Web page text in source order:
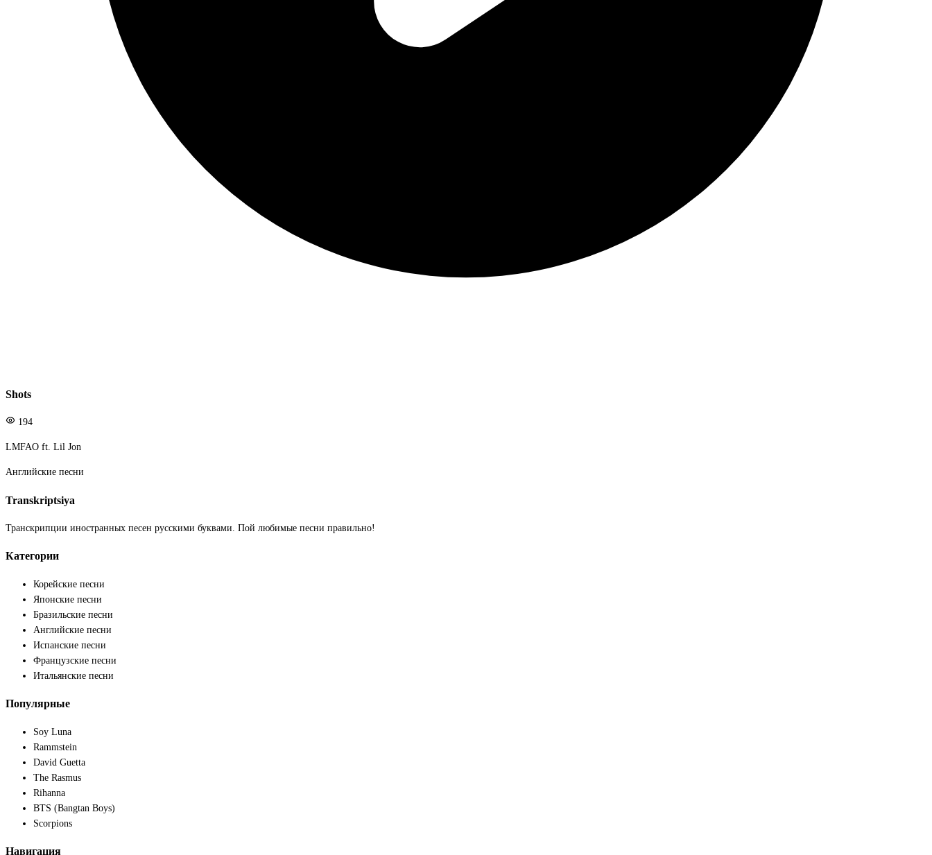
Shots
194
LMFAO ft. Lil Jon
Английские песни
Transkriptsiya
Транскрипции иностранных песен русскими буквами. Пой любимые песни правильно!
Категории
Корейские песни
Японские песни
Бразильские песни
Английские песни
Испанские песни
Французские песни
Итальянские песни
Популярные
Soy Luna
Rammstein
David Guetta
The Rasmus
Rihanna
BTS (Bangtan Boys)
Scorpions
Навигация